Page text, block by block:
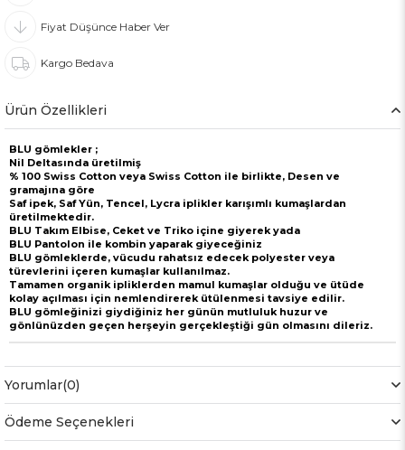
Fiyat Düşünce Haber Ver
Kargo Bedava
Ürün Özellikleri
BLU gömlekler ;
Nil Deltasında üretilmiş
% 100 Swiss Cotton veya Swiss Cotton ile birlikte, Desen ve
gramajına göre
Saf ipek, Saf Yün, Tencel, Lycra iplikler karışımlı kumaşlardan
üretilmektedir.
BLU Takım Elbise, Ceket ve Triko içine giyerek yada
BLU Pantolon ile kombin yaparak giyeceğiniz
BLU gömleklerde, vücudu rahatsız edecek polyester veya
türevlerini içeren kumaşlar kullanılmaz.
Tamamen organik ipliklerden mamul kumaşlar olduğu ve ütüde
kolay açılması için nemlendirerek ütülenmesi tavsiye edilir.
BLU gömleğinizi giydiğiniz her günün mutluluk huzur ve
gönlünüzden geçen herşeyin gerçekleştiği gün olmasını dileriz.
Yorumlar(0)
Ödeme Seçenekleri